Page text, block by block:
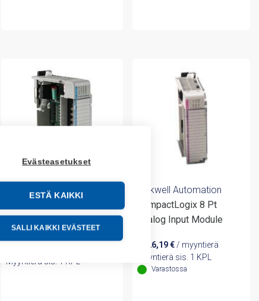
Evästeasetukset
ESTÄ KAIKKI
SALLI KAIKKI EVÄSTEET
Rockwell Automation
CompactLogix 16 Pt
24VDC D/I Module
Myyntierä sis. 1 KPL
Rockwell Automation
CompactLogix 8 Pt
Analog Input Module
1026,19€ / myyntierä
Myyntierä sis. 1 KPL
Varastossa